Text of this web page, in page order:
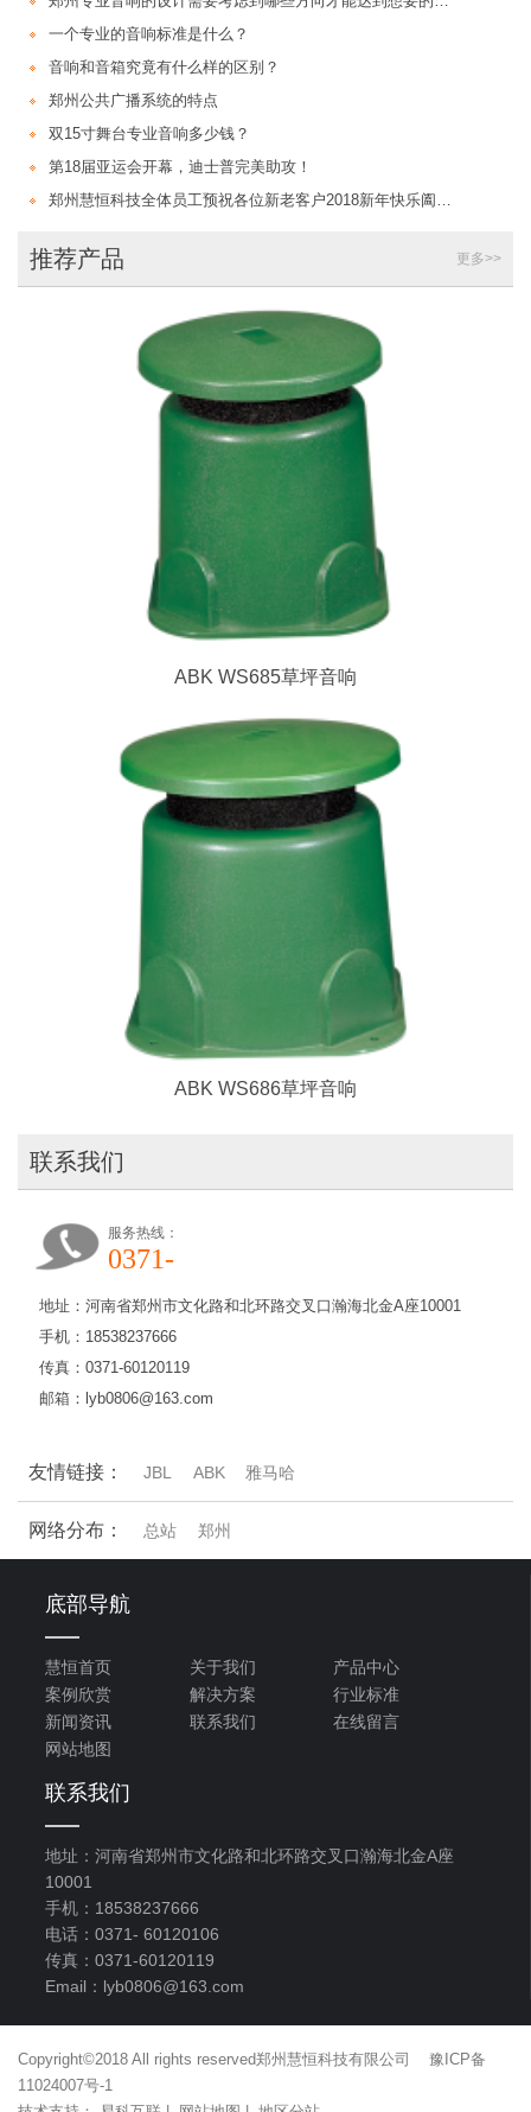
一个专业的音响标准是什么？
音响和音箱究竟有什么样的区别？
郑州公共广播系统的特点
双15寸舞台专业音响多少钱？
第18届亚运会开幕，迪士普完美助攻！
推荐产品 更多>>
ABK WS685草坪音响
ABK WS686草坪音响
联系我们
服务热线：
0371-
地址：河南省郑州市文化路和北环路交叉口瀚海北金A座10001
手机：18538237666
传真：0371-60120119
邮箱：lyb0806@163.com
友情链接： JBL ABK 雅马哈
网络分布： 总站 郑州
底部导航
慧恒首页 关于我们
产品中心
案例欣赏
解决方案
行业标准
新闻资讯
联系我们
在线留言
网站地图
联系我们
地址：河南省郑州市文化路和北环路交叉口瀚海北金A座
10001
手机：18538237666
电话：0371- 60120106
传真：0371-60120119
Email：lyb0806@163.com
Copyright©2018 All rights reserved郑州慧恒科技有限公司
豫ICP备
11024007号-1